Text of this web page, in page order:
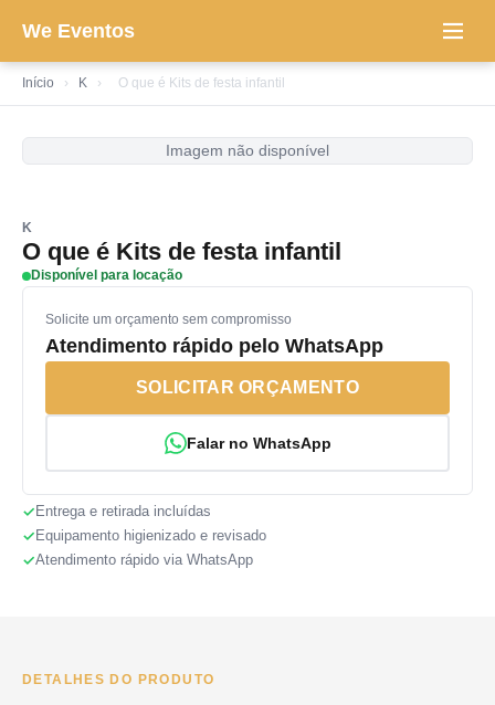
We Eventos
Início › K › O que é Kits de festa infantil
Imagem não disponível
K
O que é Kits de festa infantil
Disponível para locação
Solicite um orçamento sem compromisso
Atendimento rápido pelo WhatsApp
SOLICITAR ORÇAMENTO
Falar no WhatsApp
Entrega e retirada incluídas
Equipamento higienizado e revisado
Atendimento rápido via WhatsApp
DETALHES DO PRODUTO